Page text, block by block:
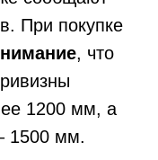
При покупке
, что
1200 мм, а
1500 мм.